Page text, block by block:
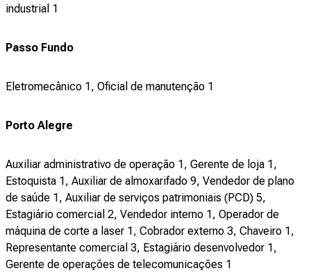
industrial 1
Passo Fundo
Eletromecânico 1, Oficial de manutenção 1
Porto Alegre
Auxiliar administrativo de operação 1, Gerente de loja 1,
Estoquista 1, Auxiliar de almoxarifado 9, Vendedor de plano
de saúde 1, Auxiliar de serviços patrimoniais (PCD) 5,
Estagiário comercial 2, Vendedor interno 1, Operador de
máquina de corte a laser 1, Cobrador externo 3, Chaveiro 1,
Representante comercial 3, Estagiário desenvolvedor 1,
Gerente de operações de telecomunicações 1